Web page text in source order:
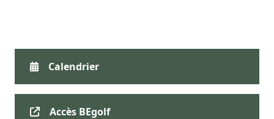
Calendrier
Accès BEgolf